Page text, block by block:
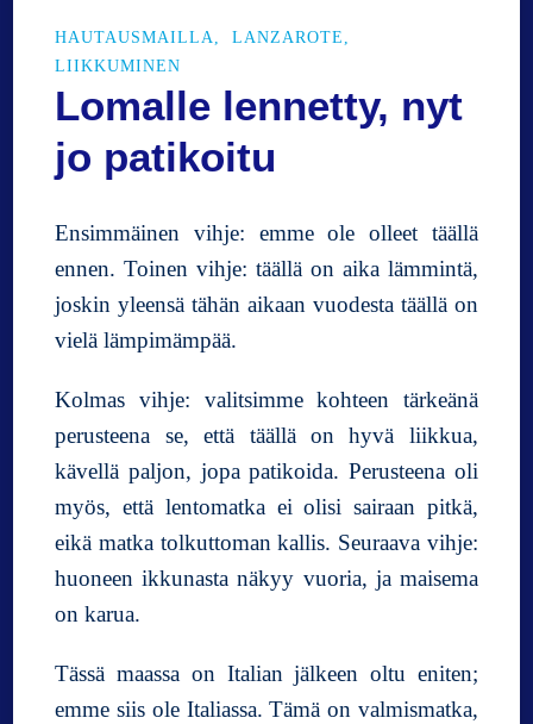
(
0
m
)
h
p
t
e
t
u
HAUTAUSMAILLA
LANZAROTE
LIIKKUMINEN
Lomalle lennetty, nyt
jo patikoitu
Ensimmäinen vihje: emme ole olleet täällä
ennen. Toinen vihje: täällä on aika lämmintä,
joskin yleensä tähän aikaan vuodesta täällä on
vielä lämpimämpää.
Kolmas vihje: valitsimme kohteen tärkeänä
perusteena se, että täällä on hyvä liikkua,
kävellä paljon, jopa patikoida. Perusteena oli
myös, että lentomatka ei olisi sairaan pitkä,
eikä matka tolkuttoman kallis. Seuraava vihje:
huoneen ikkunasta näkyy vuoria, ja maisema
on karua.
Tässä maassa on Italian jälkeen oltu eniten;
emme siis ole Italiassa. Tämä on valmismatka,